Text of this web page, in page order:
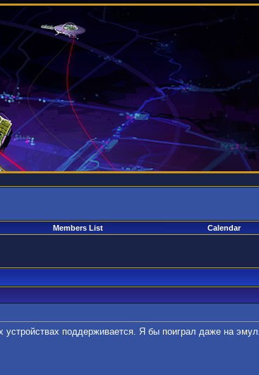
Members List Calendar
устройствах поддерживается. Я бы поиграл даже на